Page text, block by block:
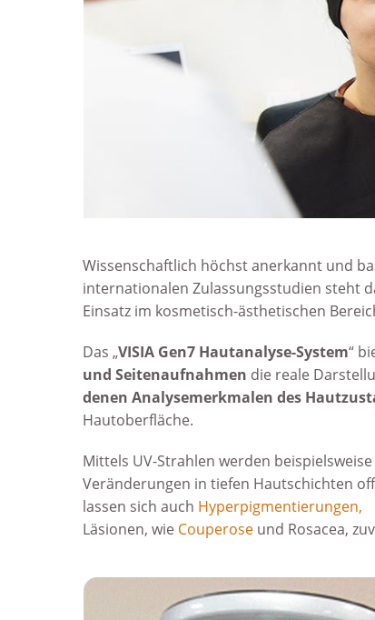
Wissenschaftlich höchst anerkannt und
interna­tionalen Zulassungs­studien steht
Einsatz im kosmetisch-ästhetischen
Das „VISIA Gen7 Hautanalyse-System“
und Seiten­aufnahmen die reale
denen Analyse­­merkmalen des
Haut­ober­fläche.
Mittels UV-Strahlen werden
Verän­derungen in tiefen Haut­schichten
lassen sich auch Hyper­pigmen­tierungen,
Läsionen, wie Couperose und Rosacea,